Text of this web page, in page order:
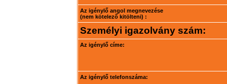
Az igénylő angol megnevezése
(nem kötelező kitölteni) :
Személyi igazolvány szám:
Az igénylő címe:
Az igénylő telefonszáma: